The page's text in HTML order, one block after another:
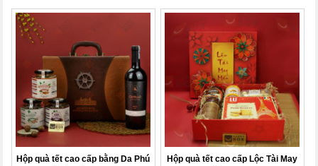
Hộp quà tết cao cấp bằng Da Phú
Hộp quà tết cao cấp Lộc Tài May